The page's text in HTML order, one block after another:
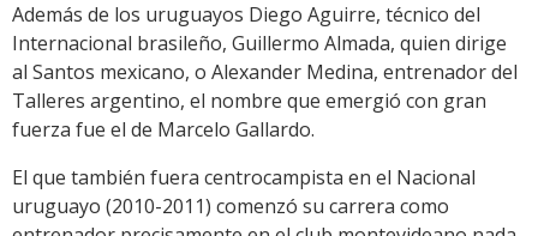
Además de los uruguayos Diego Aguirre, técnico del
Internacional brasileño, Guillermo Almada, quien dirige
al Santos mexicano, o Alexander Medina, entrenador del
Talleres argentino, el nombre que emergió con gran
fuerza fue el de Marcelo Gallardo.
El que también fuera centrocampista en el Nacional
uruguayo (2010-2011) comenzó su carrera como